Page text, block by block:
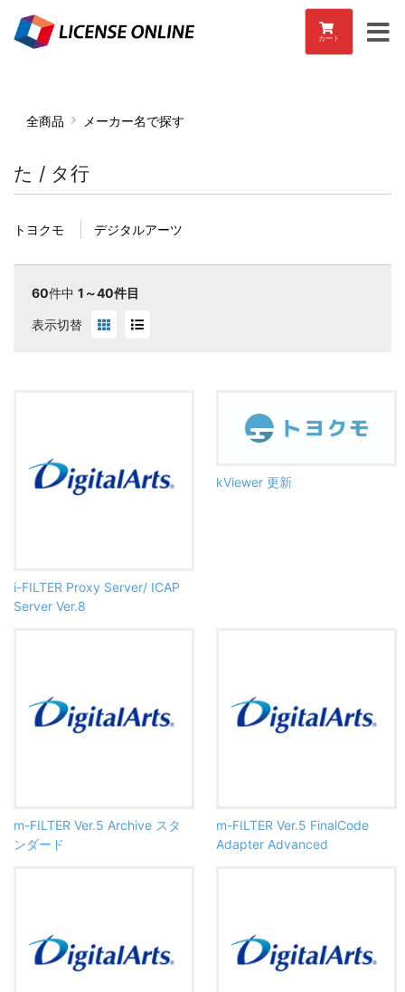
カート
全商品 メーカー名で探す
た / タ行
トヨクモ デジタルアーツ
60件中 1～40件目
表示切替
i-FILTER Proxy Server/ ICAP
Server Ver.8
kViewer 更新
m-FILTER Ver.5 Archive スタ
ンダード
m-FILTER Ver.5 FinalCode
Adapter Advanced